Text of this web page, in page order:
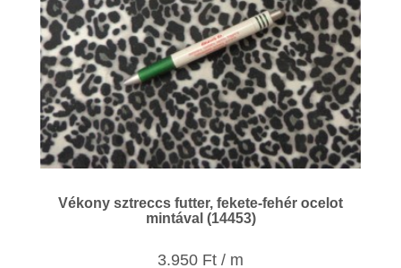
Vékony sztreccs futter, fekete-fehér ocelot
mintával (14453)
3.950 Ft / m